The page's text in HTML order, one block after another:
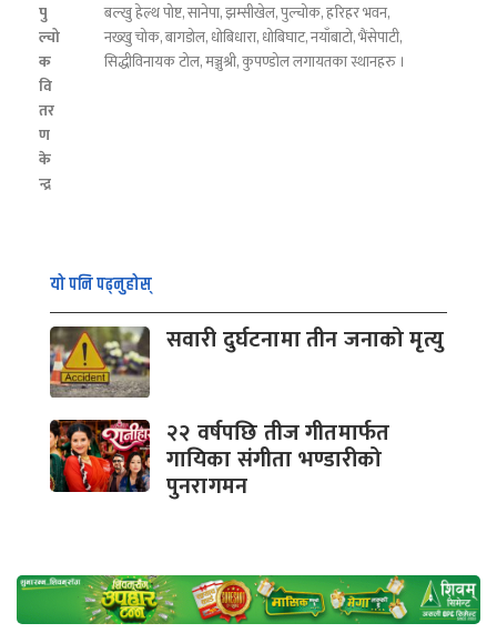
पु
ल्चो
क
वि
तर
ण
के
न्द्र
बल्खु हेल्थ पोष्ट, सानेपा, झम्सीखेल, पुल्चोक, हरिहर भवन,
नख्खु चोक, बागडोल, धोबिधारा, धोबिघाट, नयाँबाटो, भैंसेपाटी,
सिद्धीविनायक टोल, मञ्जुश्री, कुपण्डोल लगायतका स्थानहरु ।
यो पनि पढ्नुहोस्
सवारी दुर्घटनामा तीन जनाको मृत्यु
२२ वर्षपछि तीज गीतमार्फत
गायिका संगीता भण्डारीको
पुनरागमन